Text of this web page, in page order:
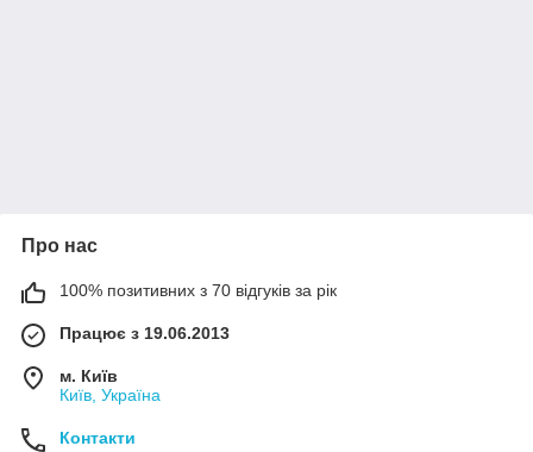
Про нас
100% позитивних з 70 відгуків за рік
Працює з 19.06.2013
м. Київ
Київ, Україна
Контакти